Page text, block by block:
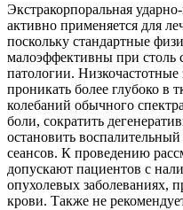
Экстракорпоральная
активно применяется для
поскольку стандартные
малоэффективны при столь
патологии.
проникать более глубоко в
колебаний обычного
боли, сократить
остановить
сеансов. К проведению
допускают пациентов с
опухолевых заболеваниях,
крови. Также не